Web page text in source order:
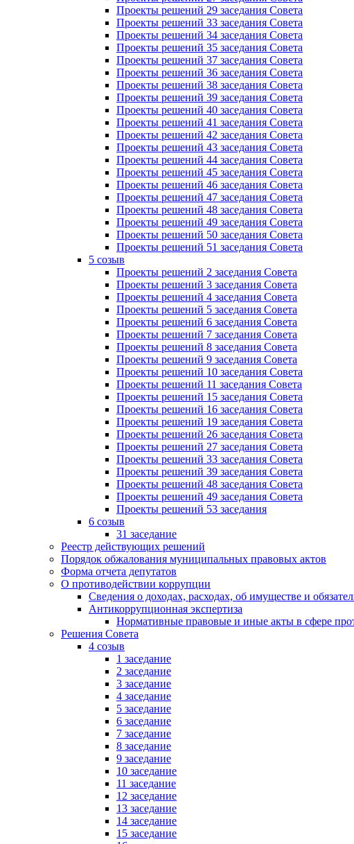
Проекты решений 29 заседания Совета
Проекты решений 33 заседания Совета
Проекты решений 34 заседания Совета
Проекты решений 35 заседания Совета
Проекты решений 37 заседания Совета
Проекты решений 36 заседания Совета
Проекты решений 38 заседания Совета
Проекты решений 39 заседания Совета
Проекты решений 40 заседания Совета
Проекты решений 41 заседания Совета
Проекты решений 42 заседания Совета
Проекты решений 43 заседания Совета
Проекты решений 44 заседания Совета
Проекты решений 45 заседания Совета
Проекты решений 46 заседания Совета
Проекты решений 47 заседания Совета
Проекты решений 48 заседания Совета
Проекты решений 49 заседания Совета
Проекты решений 50 заседания Совета
Проекты решений 51 заседания Совета
5 созыв
Проекты решений 2 заседания Совета
Проекты решений 3 заседания Совета
Проекты решений 4 заседания Совета
Проекты решений 5 заседания Совета
Проекты решений 6 заседания Совета
Проекты решений 7 заседания Совета
Проекты решений 8 заседания Совета
Проекты решений 9 заседания Совета
Проекты решений 10 заседания Совета
Проекты решений 11 заседания Совета
Проекты решений 15 заседания Совета
Проекты решений 16 заседания Совета
Проекты решений 19 заседания Совета
Проекты решений 26 заседания Совета
Проекты решений 27 заседания Совета
Проекты решений 33 заседания Совета
Проекты решений 39 заседания Совета
Проекты решений 48 заседания Совета
Проекты решений 49 заседания Совета
Проекты решений 53 заседания
6 созыв
31 заседание
Реестр действующих решений
Порядок обжалования муниципальных правовых актов
Форма отчета депутатов
О противодействии коррупции
Сведения о доходах, расходах, об имуществе и
Антикоррупционная экспертиза
Нормативные правовые и иные акты в сфере
Решения Совета
4 созыв
1 заседание
2 заседание
3 заседание
4 заседание
5 заседание
6 заседание
7 заседание
8 заседание
9 заседание
10 заседание
11 заседание
12 заседание
13 заседание
14 заседание
15 заседание